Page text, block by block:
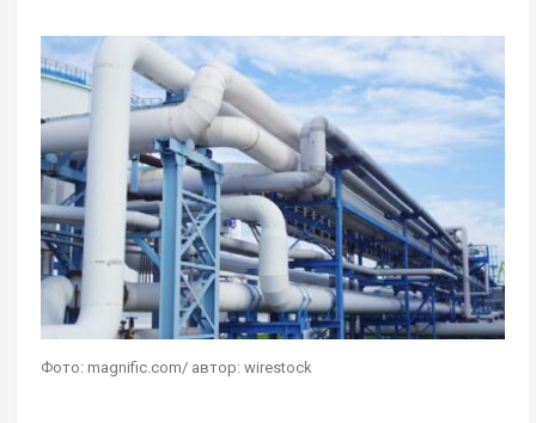
Фото: magnific.com/ автор: wirestock